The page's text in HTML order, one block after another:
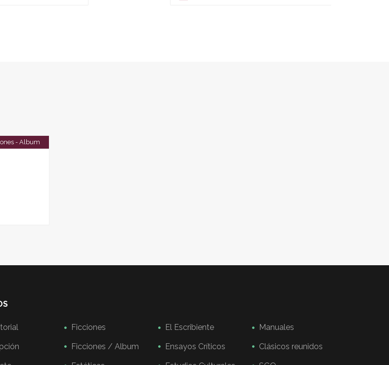
- Album
Ficciones
Ficciones / Album
El Escribiente
Ensayos Críticos
Manuales
Clásicos reunidos